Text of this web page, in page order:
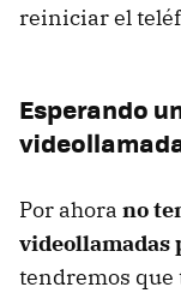
reiniciar el
Esperando
Por ahora no
videollamadas
tendremos que